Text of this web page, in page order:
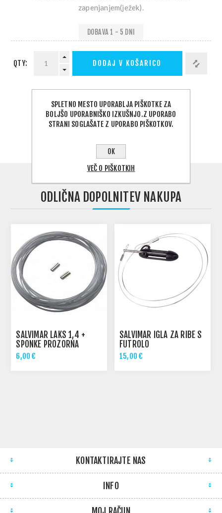
zapenjanjem(ježek).
DOBAVA 1 - 5 DNI
QTY: DODAJ V KOŠARICO
PODELI:
IZBERITE NASLOV ZA DOSTAVO
ODLIČNA DOPOLNITEV NAKUPA
SALVIMAR LAKS 1,4 +
SPONKE PROZORNA
6,00 €
SALVIMAR IGLA ZA RIBE S
FUTROLO
15,00 €
KONTAKTIRAJTE NAS
INFO
MOJ RAČUN
SPLETNO MESTO UPORABLJA PIŠKOTKE ZA
BOLJŠO UPORABNIŠKO IZKUŠNJO.Z UPORABO
STRANI SOGLAŠATE Z UPORABO PIŠKOTKOV.
OK
VEČ O PIŠKOTKIH